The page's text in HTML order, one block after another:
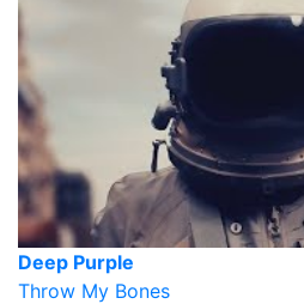
Deep Purple
Throw My Bones